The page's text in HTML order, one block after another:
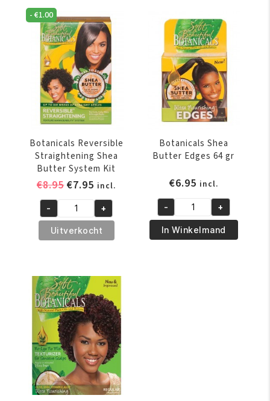
Lye
Sensitive
Scalp
aantal
Sensitive
Scalp
aantal
-€1.00
Botanicals Reversible
Straightening Shea
Butter System Kit
€8.95Oorspronkelijke
was:
€8.95.
€7.95 Huidige
prijs
is:
€7.95.
incl.
Botanicals
Reversible
Straightening
System
Kit
aantal
- +
Uitverkocht
Botanicals Shea
Butter Edges 64 gr
€6.95 incl.
Botanicals
Shea
Butter
- +
In Winkelmand